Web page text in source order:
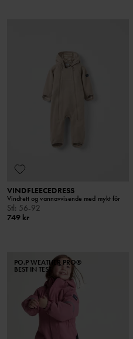
VINDFLEECEDRESS
Vindtett og vannavvisende med mykt fôr
Stl : 56-92
749 kr
PO.P WEATHER PRO®
BEST IN TEST